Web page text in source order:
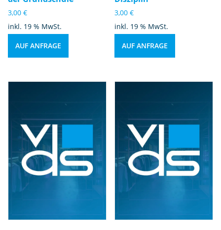
3,00 €
inkl. 19 % MwSt.
AUF ANFRAGE
3,00€
inkl. 19 % MwSt.
AUF ANFRAGE